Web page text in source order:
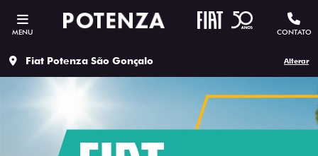
MENU CONTATO
Fiat Potenza São Gonçalo Alterar